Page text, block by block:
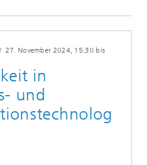
27. November 2024, 15:30 bis
in
und